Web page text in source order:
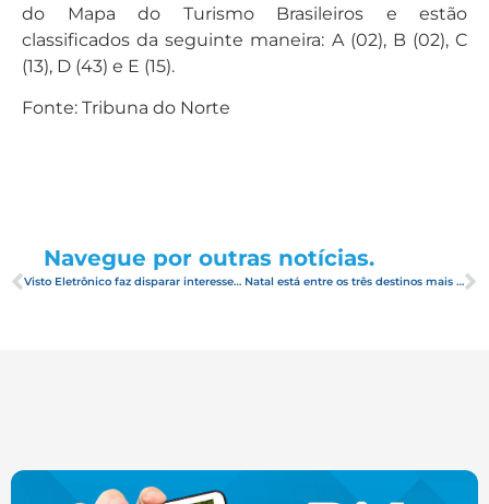
do Mapa do Turismo Brasileiros e estão
classificados da seguinte maneira: A (02), B (02), C
(13), D (43) e E (15).
Fonte: Tribuna do Norte
Navegue por outras notícias.
Visto Eletrônico faz disparar interesse de norte-americano pelo Brasil Natal está entre os três destinos mais buscados no Carnaval